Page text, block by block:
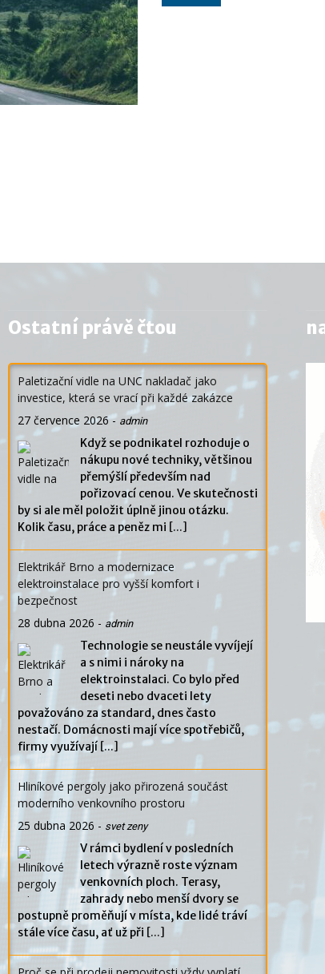
Ostatní právě čtou
Paletizační vidle na UNC nakladač jako
investice, která se vrací při každé zakázce
27 července 2026- admin
Když se podnikatel rozhoduje o
nákupu nové techniky, většinou
přemýšlí především nad
pořizovací cenou. Ve skutečnosti
by si ale měl položit úplně jinou otázku.
Kolik času, práce a peněz mi [...]
Elektrikář Brno a modernizace
elektroinstalace pro vyšší komfort i
bezpečnost
28 dubna 2026 - admin
Technologie se neustále vyvíjejí
a s nimi i nároky na
elektroinstalaci. Co bylo před
deseti nebo dvaceti lety
považováno za standard, dnes často
nestačí. Domácnosti mají více spotřebičů,
firmy využívají [...]
Hliníkové pergoly jako přirozená součást
moderního venkovního prostoru
25 dubna 2026 - svet zeny
V rámci bydlení v posledních
letech výrazně roste význam
venkovních ploch. Terasy,
zahrady nebo menší dvory se
postupně proměňují v místa, kde lidé tráví
stále více času, ať už při [...]